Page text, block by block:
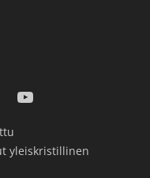
yleiskristillinen